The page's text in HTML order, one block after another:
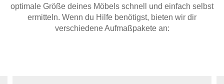
optimale Größe deines Möbels schnell und einfach selbst
ermitteln. Wenn du Hilfe benötigst, bieten wir dir
verschiedene Aufmaßpakete an: